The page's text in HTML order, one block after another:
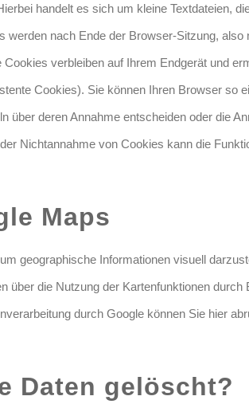
handelt es sich um kleine Textdateien,
werden nach Ende der Browser-Sitzung,
verbleiben auf Ihrem Endgerät und
Cookies). Sie können Ihren Browser so
über deren Annahme entscheiden oder die
Nichtannahme von Cookies kann die
Maps
geographische Informationen visuell
über die Nutzung der Kartenfunktionen durch
durch Google können Sie hier
Daten gelöscht?